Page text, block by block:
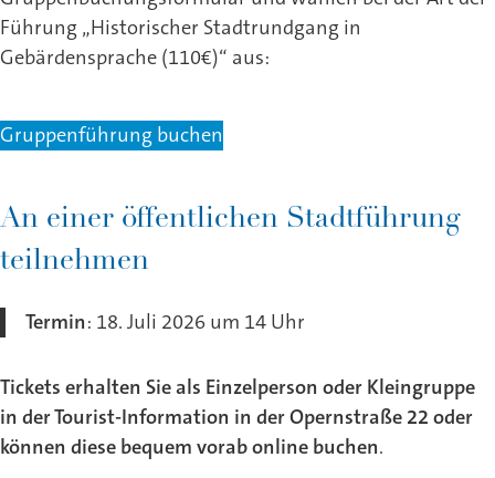
Führung „Historischer Stadtrundgang in
Gebärdensprache (110€)“ aus:
Gruppenführung buchen
An einer öffentlichen Stadtführung
teilnehmen
Termin: 18. Juli 2026 um 14 Uhr
Tickets erhalten Sie als Einzelperson oder Kleingruppe
in der Tourist-Information in der Opernstraße 22 oder
können diese bequem vorab online buchen.